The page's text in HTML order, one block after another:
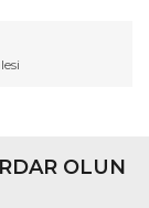
OLUN